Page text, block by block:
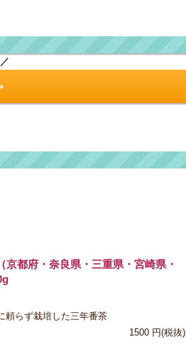
京都府・奈良県・三重県・宮崎県・
頼らず栽培した三年番茶
1500 円(税抜)